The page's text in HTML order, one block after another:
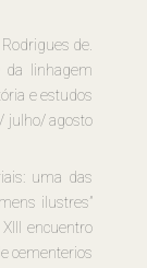
de.
da linhagem
e estudos
julho/ agosto
uma das
ilustres”
encuentro
cementerios